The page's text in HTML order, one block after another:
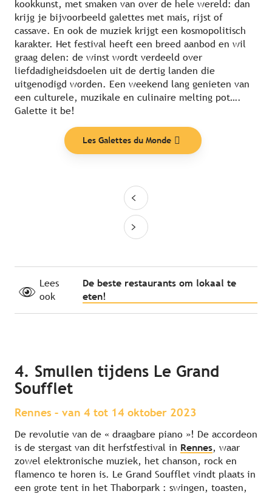
kookkunst, met smaken van over de hele wereld: dan
krijg je bijvoorbeeld galettes met mais, rijst of
cassave. En ook de muziek krijgt een kosmopolitisch
karakter. Het festival heeft een breed aanbod en wil
graag delen: de winst wordt verdeeld over
liefdadigheidsdoelen uit de dertig landen die
uitgenodigd worden. Een weekend lang genieten van
een culturele, muzikale en culinaire melting pot….
Galette it be!
Les Galettes du Monde
Lees
ook
De beste restaurants om lokaal te
eten!
4. Smullen tijdens Le Grand
Soufflet
Rennes – van 4 tot 14 oktober 2023
De revolutie van de « draagbare piano »! De accordeon
is de stergast van dit herfstfestival in Rennes, waar
zowel elektronische muziek, het chanson, rock en
flamenco te horen is. Le Grand Soufflet vindt plaats in
een grote tent in het Thaborpark : swingen, toasten,